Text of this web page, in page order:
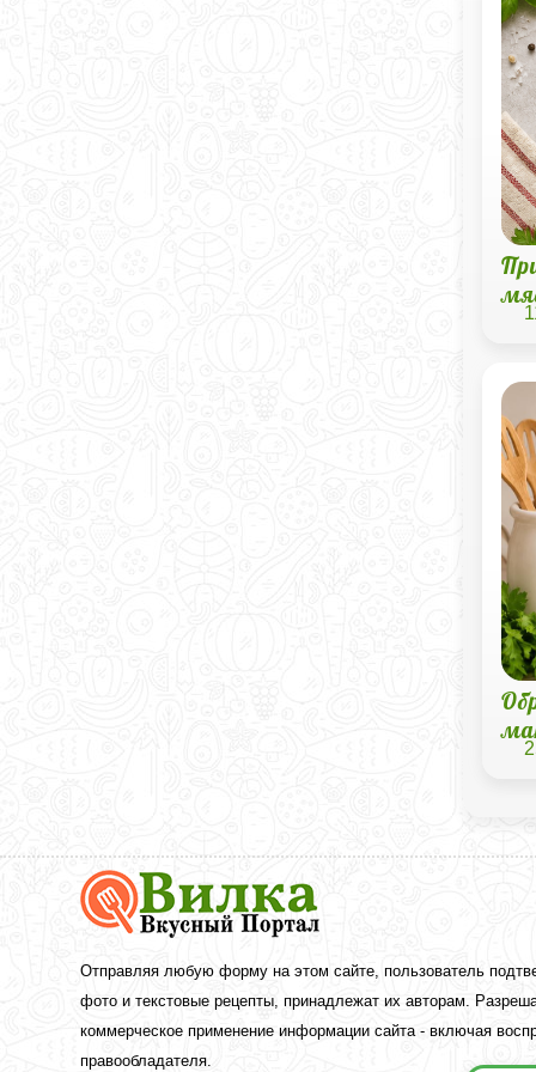
Вкусный
Портал
Вилка
рецепты
фото
Отправляя любую форму на этом сайте, пользователь
фото и текстовые рецепты, принадлежат их авторам.
коммерческое применение информации сайта - включая
правообладателя.